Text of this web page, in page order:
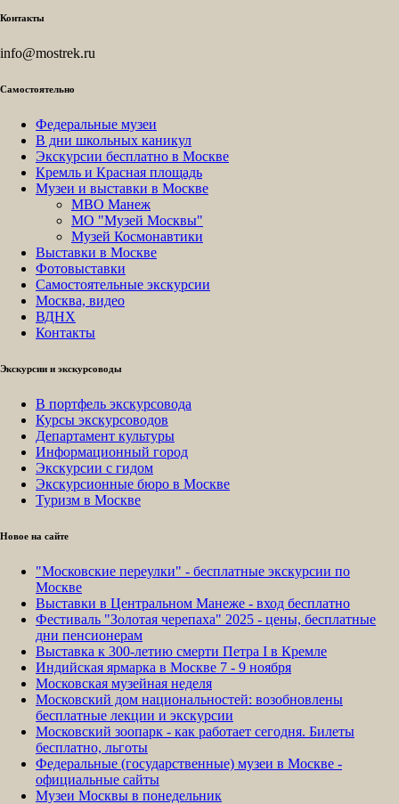
Контакты
info@mostrek.ru
Самостоятельно
Федеральные музеи
В дни школьных каникул
Экскурсии бесплатно в Москве
Кремль и Красная площадь
Музеи и выставки в Москве
МВО Манеж
МО "Музей Москвы"
Музей Космонавтики
Выставки в Москве
Фотовыставки
Самостоятельные экскурсии
Москва, видео
ВДНХ
Контакты
Экскурсии и экскурсоводы
В портфель экскурсовода
Курсы экскурсоводов
Департамент культуры
Информационный город
Экскурсии с гидом
Экскурсионные бюро в Москве
Туризм в Москве
Новое на сайте
"Московские переулки" - бесплатные экскурсии по
Москве
Выставки в Центральном Манеже - вход бесплатно
Фестиваль "Золотая черепаха" 2025 - цены, бесплатные
дни пенсионерам
Выставка к 300-летию смерти Петра I в Кремле
Индийская ярмарка в Москве 7 - 9 ноября
Московская музейная неделя
Московский дом национальностей: возобновлены
бесплатные лекции и экскурсии
Московский зоопарк - как работает сегодня. Билеты
бесплатно, льготы
Федеральные (государственные) музеи в Москве -
официальные сайты
Музеи Москвы в понедельник